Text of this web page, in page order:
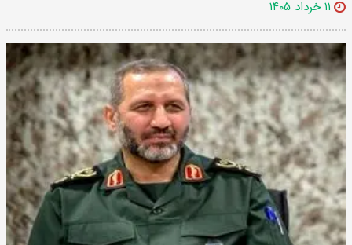
۱۱ خرداد ۱۴۰۵